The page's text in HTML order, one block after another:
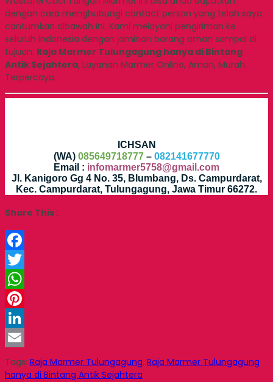
dengan cara menghubungi contact person yang telah saya
cantumkan dibawah ini. Kami melayani pengiriman ke
seluruh Indonesia dengan jaminan barang aman sampai di
tujuan. Raja Marmer Tulungagung hanya di Bintang
Antik Sejahtera, Layanan Marmer Online, Aman, Murah,
Terpercaya.
ICHSAN
(WA) 085649718777– 082141677770
Email : infomarmer5758@gmail.com
Jl. Kanigoro Gg 4 No. 35, Blumbang, Ds. Campurdarat,
Kec. Campurdarat, Tulungagung, Jawa Timur 66272.
Share This :
Facebook
Twitter
WhatsApp
Pinterest
LinkedIn
Email
Tags: Raja Marmer Tulungagung, Raja Marmer Tulungagung
hanya di Bintang Antik Sejahtera